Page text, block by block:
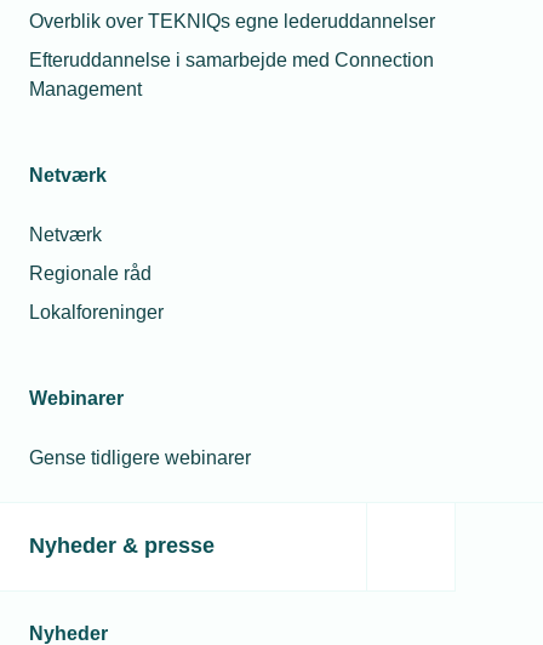
Overblik over TEKNIQs egne lederuddannelser
Efteruddannelse i samarbejde med Connection
Management
Netværk
Netværk
Regionale råd
Lokalforeninger
Webinarer
Gense tidligere webinarer
Nyheder & presse
Nyheder